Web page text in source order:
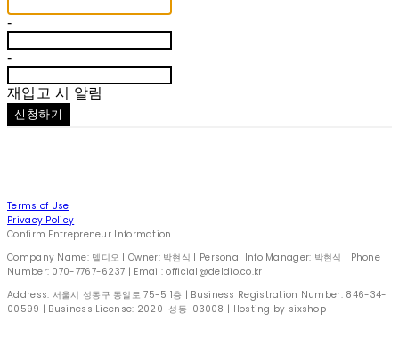
-
-
재입고 시 알림
신청하기
Terms of Use
Privacy Policy
Confirm Entrepreneur Information
Company Name: 델디오 | Owner: 박현식 | Personal Info Manager: 박현식 | Phone
Number: 070-7767-6237 | Email: official@deldio.co.kr
Address: 서울시 성동구 동일로 75-5 1층 | Business Registration Number: 846-34-
00599 | Business License: 2020-성동-03008 | Hosting by sixshop